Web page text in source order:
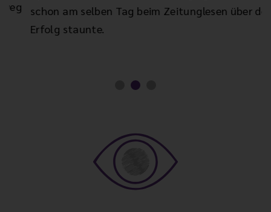
schon am selben Tag beim Zeitunglesen über den
Erfolg staunte.